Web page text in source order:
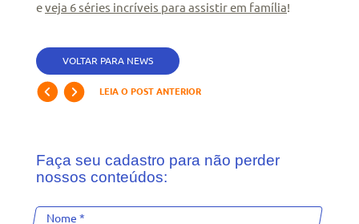
eveja 6 séries incríveis para assistir em família!
VOLTAR PARA NEWS
LEIA O POST ANTERIOR
Faça seu cadastro para não perder
nossos conteúdos: